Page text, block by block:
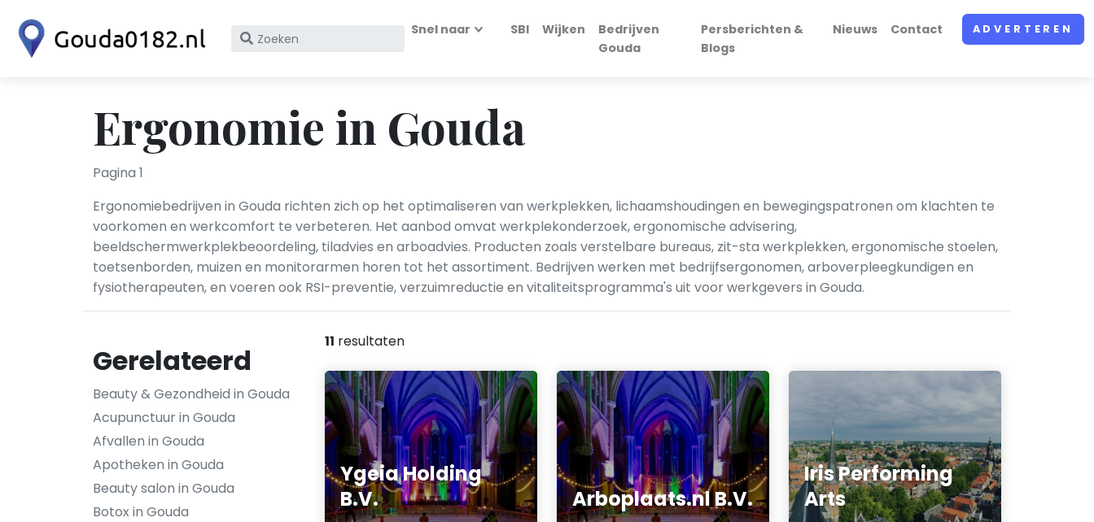
Zoek
KvK
nummer
Snel naar SBI Wijken
Bedrijven
Gouda
Persberichten &
Blogs
Nieuws Contact ADVERTEREN
Ergonomie in Gouda
Pagina 1
Ergonomiebedrijven in Gouda richten zich op het optimaliseren van werkplekken, lichaamshoudingen en bewegingspatronen om klachten te
voorkomen en werkcomfort te verbeteren. Het aanbod omvat werkplekonderzoek, ergonomische advisering,
beeldschermwerkplekbeoordeling, tiladvies en arboadvies. Producten zoals verstelbare bureaus, zit-sta werkplekken, ergonomische stoelen,
toetsenborden, muizen en monitorarmen horen tot het assortiment. Bedrijven werken met bedrijfsergonomen, arboverpleegkundigen en
fysiotherapeuten, en voeren ook RSI-preventie, verzuimreductie en vitaliteitsprogramma's uit voor werkgevers in Gouda.
Gerelateerd
Beauty & Gezondheid in Gouda
Acupunctuur in Gouda
Afvallen in Gouda
Apotheken in Gouda
Beauty salon in Gouda
Botox in Gouda
11 resultaten
Ygeia Holding
B.V.
Arboplaats.nl B.V.
Iris Performing
Arts